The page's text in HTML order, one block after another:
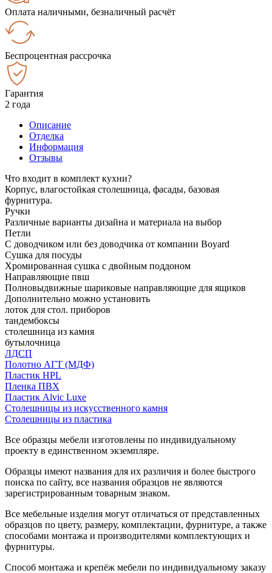
Оплата наличными, безналичный расчёт
Беспроцентная рассрочка
Гарантия
2 года
Описание
Отделка
Информация
Отзывы
Что входит в комплект кухни?
Корпус, влагостойкая столешница, фасады, базовая
фурнитура.
Ручки
Различные варианты дизайна и материала на выбор
Петли
С доводчиком или без доводчика от компании Boyard
Сушка для посуды
Хромированная сушка с двойным поддоном
Направляющие пвш
Полновыдвижные шариковые направляющие для ящиков
Дополнительно можно установить
лоток для стол. приборов
тандембоксы
столешница из камня
бутылочница
ЛДСП
Полотно АГТ (МДФ)
Пластик HPL
Пленка ПВХ
Пластик Alvic Luxe
Столешницы из искусственного камня
Столешницы из пластика
Все образцы мебели изготовлены по индивидуальному
проекту в единственном экземпляре.
Образцы имеют названия для их различия и более быстрого
поиска по сайту, все названия образцов не являются
зарегистрированным товарным знаком.
Все мебельные изделия могут отличаться от представленных
образцов по цвету, размеру, комплектации, фурнитуре, а также
способами монтажа и производителями комплектующих и
фурнитуры.
Способ монтажа и крепёж мебели по индивидуальному заказу